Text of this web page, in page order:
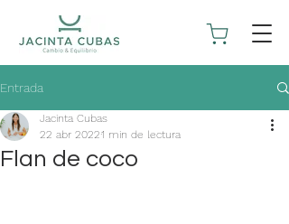
Entrada
Flan de coco
Jacinta Cubas
22 abr 20221 min de lectura